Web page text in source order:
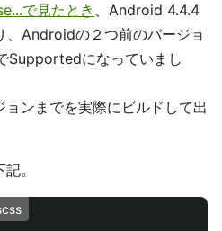
で見たとき 、Android 4.4.4
Androidの２つ前のバージョ
Supportedになっていまし
ンまでを実際にビルドして出
。